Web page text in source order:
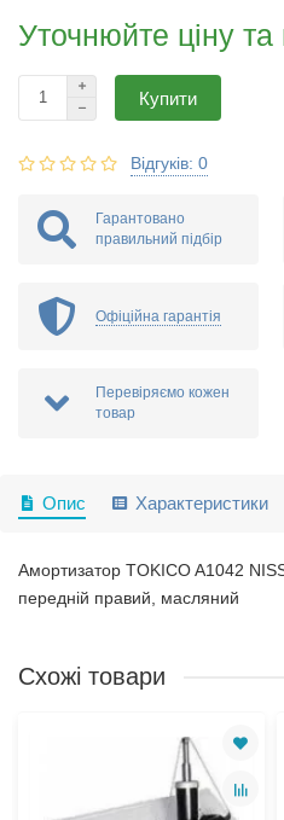
Уточнюйте ціну та
Купити
Відгуків: 0
Гарантовано
правильний підбір
Офіційна гарантія
Перевіряємо кожен
товар
Опис Характеристики
Амортизатор TOKICO A1042
передній правий, масляний
Схожі товари